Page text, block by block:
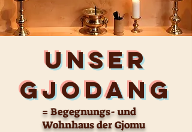
Unser
Gjodang
= Begegnungs- und
Wohnhaus der Gjomu